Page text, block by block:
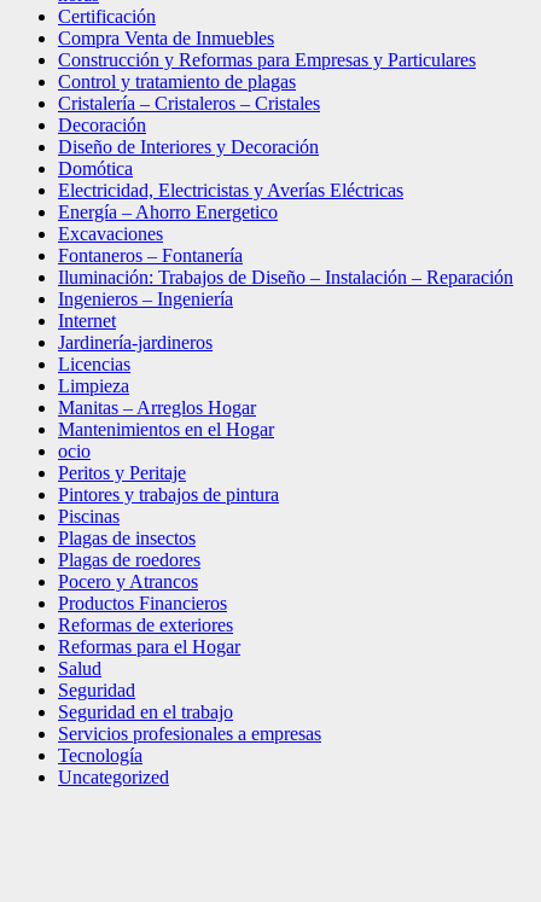
Certificación
Compra Venta de Inmuebles
Construcción y Reformas para Empresas y Particulares
Control y tratamiento de plagas
Cristalería – Cristaleros – Cristales
Decoración
Diseño de Interiores y Decoración
Domótica
Electricidad, Electricistas y Averías Eléctricas
Energía – Ahorro Energetico
Excavaciones
Fontaneros – Fontanería
Iluminación: Trabajos de Diseño – Instalación – Reparación
Ingenieros – Ingeniería
Internet
Jardinería-jardineros
Licencias
Limpieza
Manitas – Arreglos Hogar
Mantenimientos en el Hogar
ocio
Peritos y Peritaje
Pintores y trabajos de pintura
Piscinas
Plagas de insectos
Plagas de roedores
Pocero y Atrancos
Productos Financieros
Reformas de exteriores
Reformas para el Hogar
Salud
Seguridad
Seguridad en el trabajo
Servicios profesionales a empresas
Tecnología
Uncategorized